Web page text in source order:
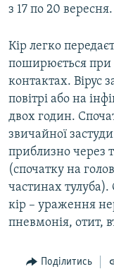
з 17 по 20 вересня.
Кір легко
поширюється при
контактах. Вірус
повітрі або на
двох годин.
звичайної
приблизно через
(спочатку на
частинах
кір – ураження
пневмонія, отит,
Поділитись